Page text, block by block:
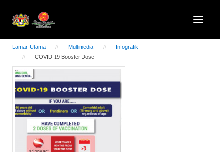
Laman Utama Multimedia
Infografik
COVID-19 Booster Dose